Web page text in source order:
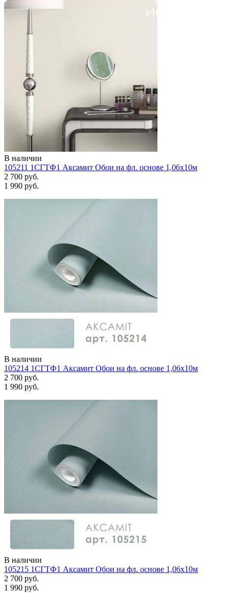
В наличии
105211 1СГТФ1 Аксамит Обои на фл. основе 1,06х10м
2 700 руб.
1 990 руб.
В наличии
105214 1СГТФ1 Аксамит Обои на фл. основе 1,06х10м
2 700 руб.
1 990 руб.
В наличии
105215 1СГТФ1 Аксамит Обои на фл. основе 1,06х10м
2 700 руб.
1 990 руб.